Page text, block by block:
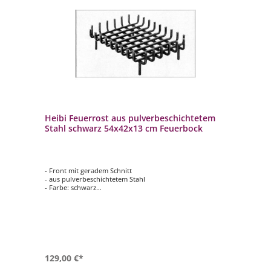
Heibi Feuerrost aus pulverbeschichtetem
Stahl schwarz 54x42x13 cm Feuerbock
- Front mit geradem Schnitt
- aus pulverbeschichtetem Stahl
- Farbe: schwarz
129,00 €*